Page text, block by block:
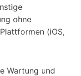
ohne
(iOS,
Wartung und